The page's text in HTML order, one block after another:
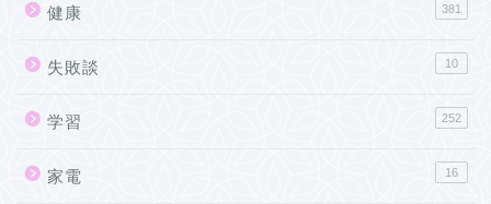
健康 381
失敗談 10
学習 252
家電 16